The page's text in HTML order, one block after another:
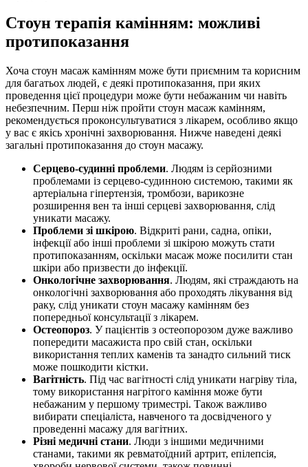
Стоун терапія камінням: можливі
протипоказання
Хоча стоун масаж камінням може бути приємним та корисним
для багатьох людей, є деякі протипоказання, при яких
проведення цієї процедури може бути небажаним чи навіть
небезпечним. Перш ніж пройти стоун масаж камінням,
рекомендується проконсультуватися з лікарем, особливо якщо
у вас є якісь хронічні захворювання. Нижче наведені деякі
загальні протипоказання до стоун масажу.
Серцево-судинні проблеми. Людям із серйозними
проблемами із серцево-судинною системою, такими як
артеріальна гіпертензія, тромбози, варикозне
розширення вен та інші серцеві захворювання, слід
уникати масажу.
Проблеми зі шкірою. Відкриті рани, садна, опіки,
інфекції або інші проблеми зі шкірою можуть стати
протипоказанням, оскільки масаж може посилити стан
шкіри або призвести до інфекції.
Онкологічне захворювання. Людям, які страждають на
онкологічні захворювання або проходять лікування від
раку, слід уникати стоун масажу камінням без
попередньої консультації з лікарем.
Остеопороз. У пацієнтів з остеопорозом дуже важливо
попередити масажиста про свій стан, оскільки
використання теплих каменів та занадто сильний тиск
може пошкодити кістки.
Вагітність. Під час вагітності слід уникати нагріву тіла,
тому використання нагрітого каміння може бути
небажаним у першому триместрі. Також важливо
вибирати спеціаліста, навченого та досвідченого у
проведенні масажу для вагітних.
Різні медичні стани. Люди з іншими медичними
станами, такими як ревматоїдний артрит, епілепсія,